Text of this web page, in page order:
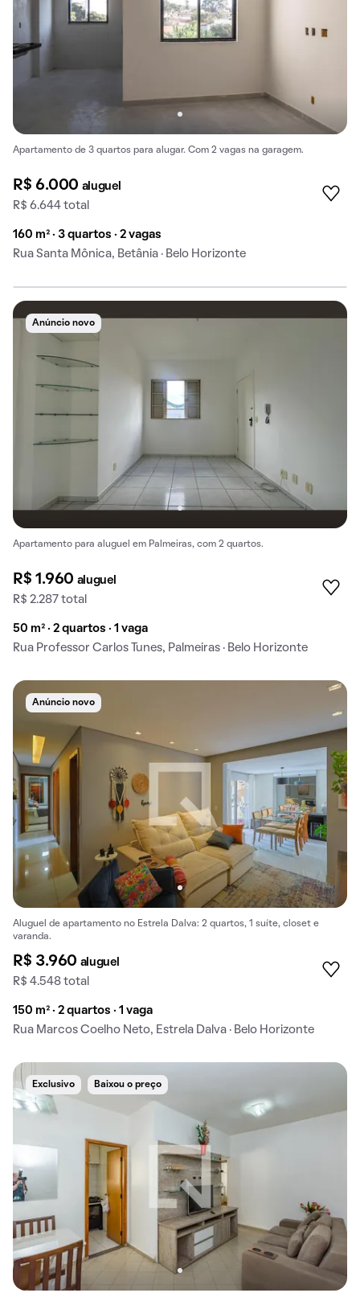
Apartamento de 3 quartos para alugar. Com 2 vagas na garagem.
R$ 6.000 aluguel
R$ 6.644 total
160 m² · 3 quartos · 2 vagas
Rua Santa Mônica, Betânia · Belo Horizonte
Anúncio novo
Apartamento para aluguel em Palmeiras, com 2 quartos.
R$ 1.960 aluguel
R$ 2.287 total
50 m² · 2 quartos · 1 vaga
Rua Professor Carlos Tunes, Palmeiras · Belo Horizonte
Anúncio novo
Aluguel de apartamento no Estrela Dalva: 2 quartos, 1 suíte, closet e
varanda.
R$ 3.960 aluguel
R$ 4.548 total
150 m² · 2 quartos · 1 vaga
Rua Marcos Coelho Neto, Estrela Dalva · Belo Horizonte
Exclusivo Baixou o preço